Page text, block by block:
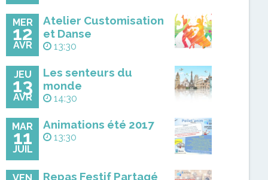
MER
12
AVR
Atelier Customisation
et Danse
13:30
JEU
13
AVR
Les senteurs du
monde
14:30
MAR
11
JUIL
Animations été 2017
13:30
Repas Festif Partagé